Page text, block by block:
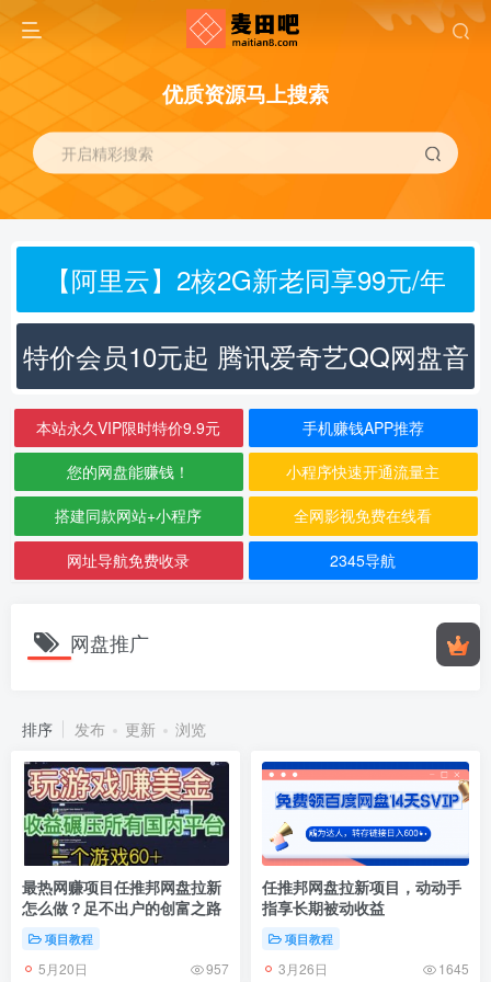
优质资源马上搜索
开启精彩搜索
【阿里云】2核2G新老同享99元/年
特价会员10元起 腾讯爱奇艺QQ网盘音
乐
本站永久VIP限时特价9.9元 手机赚钱APP推荐
您的网盘能赚钱！ 小程序快速开通流量主
搭建同款网站+小程序 全网影视免费在线看
网址导航免费收录 2345导航
网盘推广
排序 发布 更新 浏览
最热网赚项目任推邦网盘拉新
怎么做？足不出户的创富之路
项目教程
5月20日 957
任推邦网盘拉新项目，动动手
指享长期被动收益
项目教程
3月26日 1645